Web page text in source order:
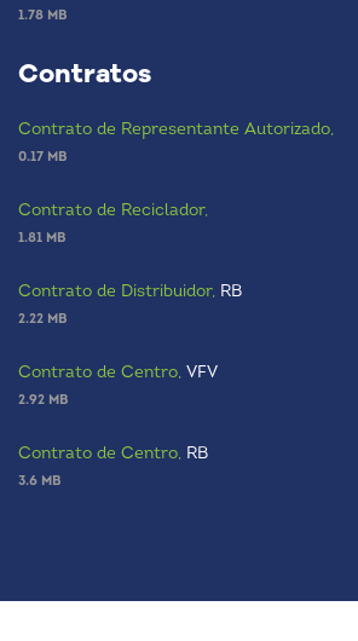
1.78 MB
Contratos
Contrato de Representante Autorizado,
0.17 MB
Contrato de Reciclador,
1.81 MB
Contrato de Distribuidor, RB
2.22 MB
Contrato de Centro, VFV
2.92 MB
Contrato de Centro, RB
3.6 MB